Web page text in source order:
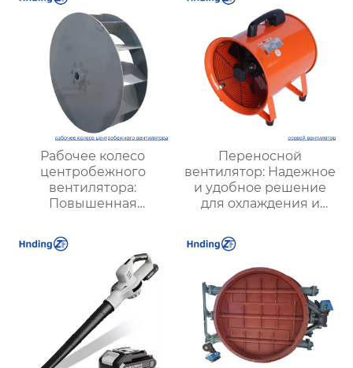
Рабочее колесо
центробежного
вентилятора:
Повышенная
долговечность для
промышленных
систем вентиляции
Переносной
вентилятор: Надежное
и удобное решение
для охлаждения и
условиях